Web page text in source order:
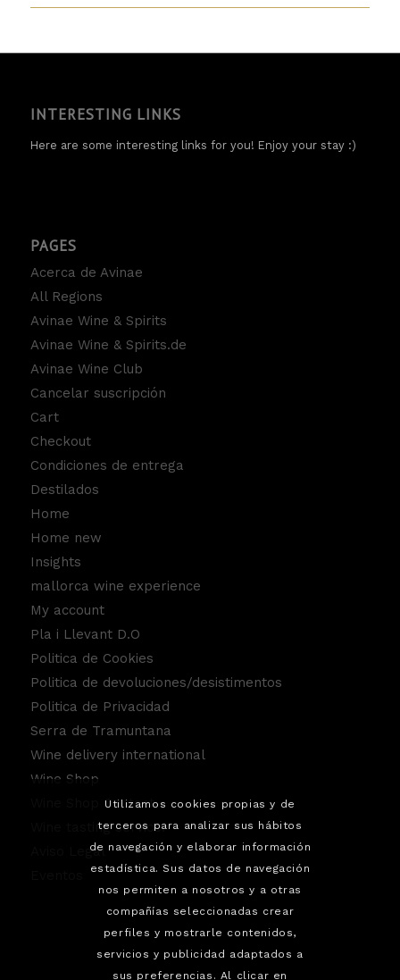
INTERESTING LINKS
Here are some interesting links for you! Enjoy your stay :)
PAGES
Acerca de Avinae
All Regions
Avinae Wine & Spirits
Avinae Wine & Spirits.de
Avinae Wine Club
Cancelar suscripción
Cart
Checkout
Condiciones de entrega
Destilados
Home
Home new
Insights
mallorca wine experience
My account
Pla i Llevant D.O
Politica de Cookies
Politica de devoluciones/desistimentos
Politica de Privacidad
Serra de Tramuntana
Wine delivery international
Wine Shop
Wine Shop Contact
Wine tasting service.
Aviso Legal
Utilizamos cookies propias y de
terceros para analizar sus hábitos
de navegación y elaborar información
estadística. Sus datos de navegación
nos permiten a nosotros y a otras
compañías seleccionadas crear
perfiles y mostrarle contenidos,
servicios y publicidad adaptados a
sus preferencias. Al clicar en